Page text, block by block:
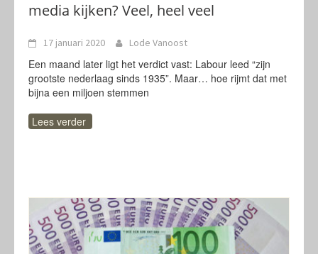
media kijken? Veel, heel veel
17 januari 2020 Lode Vanoost
Een maand later ligt het verdict vast: Labour leed “zijn
grootste nederlaag sinds 1935”. Maar… hoe rijmt dat met
bijna een miljoen stemmen
Lees verder